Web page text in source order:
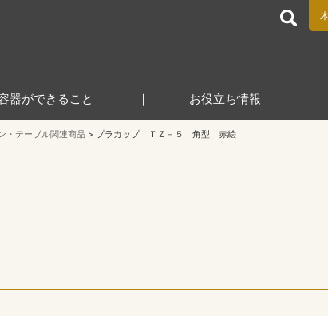
食品包装容器と業務用店舗用品の総合商社 木村容器株式会
器ができること お役立ち情報
・テーブル関連商品 プラカップ ＴＺ－５ 角型 赤絵